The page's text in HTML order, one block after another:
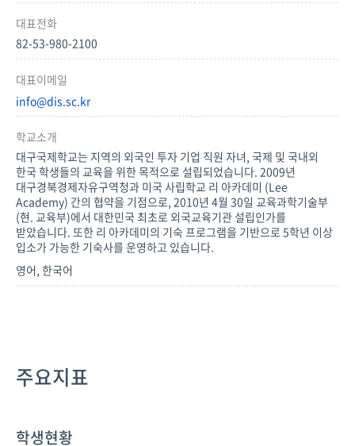
대표전화
82-53-980-2100
대표이메일
info@dis.sc.kr
학교소개
대구국제학교는 지역의 외국인 투자 기업 직원 자녀, 국제 및 국내외
한국 학생들의 교육을 위한 목적으로 설립되었습니다. 2009년
대구경북경제자유구역청과 미국 사립학교 리 아카데미 (Lee
Academy) 간의 협약을 기점으로, 2010년 4월 30일 교육과학기술부
(현. 교육부)에서 대한민국 최초로 외국교육기관 설립인가를
받았습니다. 또한 리 아카데미의 기숙 프로그램을 기반으로 5학년 이상
입소가 가능한 기숙사를 운영하고 있습니다.
영어, 한국어
주요지표
학생현황